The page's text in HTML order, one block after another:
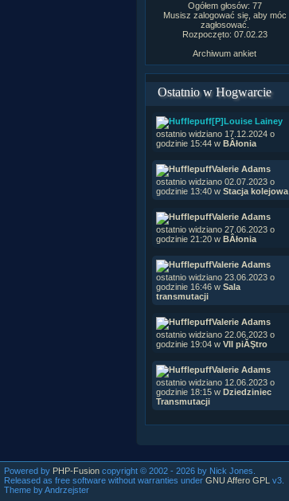
Ogółem głosów: 77
Musisz zalogować się, aby móc
zagłosować.
Rozpoczęto: 07.02.23
Archiwum ankiet
Ostatnio w Hogwarcie
[P]Louise Lainey
ostatnio widziano 17.12.2024 o
godzinie 15:44 w BÂłonia
Valerie Adams
ostatnio widziano 02.07.2023 o
godzinie 13:40 w Stacja kolejowa
Valerie Adams
ostatnio widziano 27.06.2023 o
godzinie 21:20 w BÂłonia
Valerie Adams
ostatnio widziano 23.06.2023 o
godzinie 16:46 w Sala
transmutacji
Valerie Adams
ostatnio widziano 22.06.2023 o
godzinie 19:04 w VII piĂŞtro
Valerie Adams
ostatnio widziano 12.06.2023 o
godzinie 18:15 w Dziedziniec
Transmutacji
Powered by PHP-Fusion copyright © 2002 - 2026 by Nick Jones.
Released as free software without warranties under GNU Affero GPL
v3.
Theme by Andrzejster